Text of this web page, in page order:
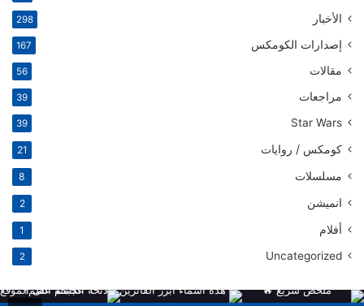
الأخبار 298
إصدارات الكومكس 167
مقالات 56
مراجعات 39
Star Wars
39
كومكس / روايات 21
مسلسلات 8
انميشن 2
أفلام 1
Uncategorized
2